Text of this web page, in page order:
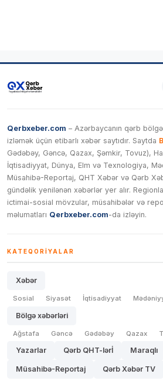
Qerbxeber.com – Azərbaycanın qərb
izləmək üçün etibarlı xəbər saytıdır. Saytda
Gədəbəy, Gəncə, Qazax, Şəmkir, Tovuz),
İqtisadiyyat, Dünya, Elm və Texnologiya,
Müsahibə-Reportaj, QHT Xəbər və Qərb
gündəlik yenilənən xəbərlər yer alır.
ictimai-sosial mövzular, müsahibələr və
məlumatları Qerbxeber.com-da izləyin.
KATEQORIYALAR
Xəbər
Sosial Siyasət İqtisadiyyat
Bölgə xəbərləri
Ağstafa Gəncə Gədəbəy Qazax
Yazarlar Qərb QHT-lərİ Maraqlı
Müsahibə-Reportaj Qərb Xəbər TV